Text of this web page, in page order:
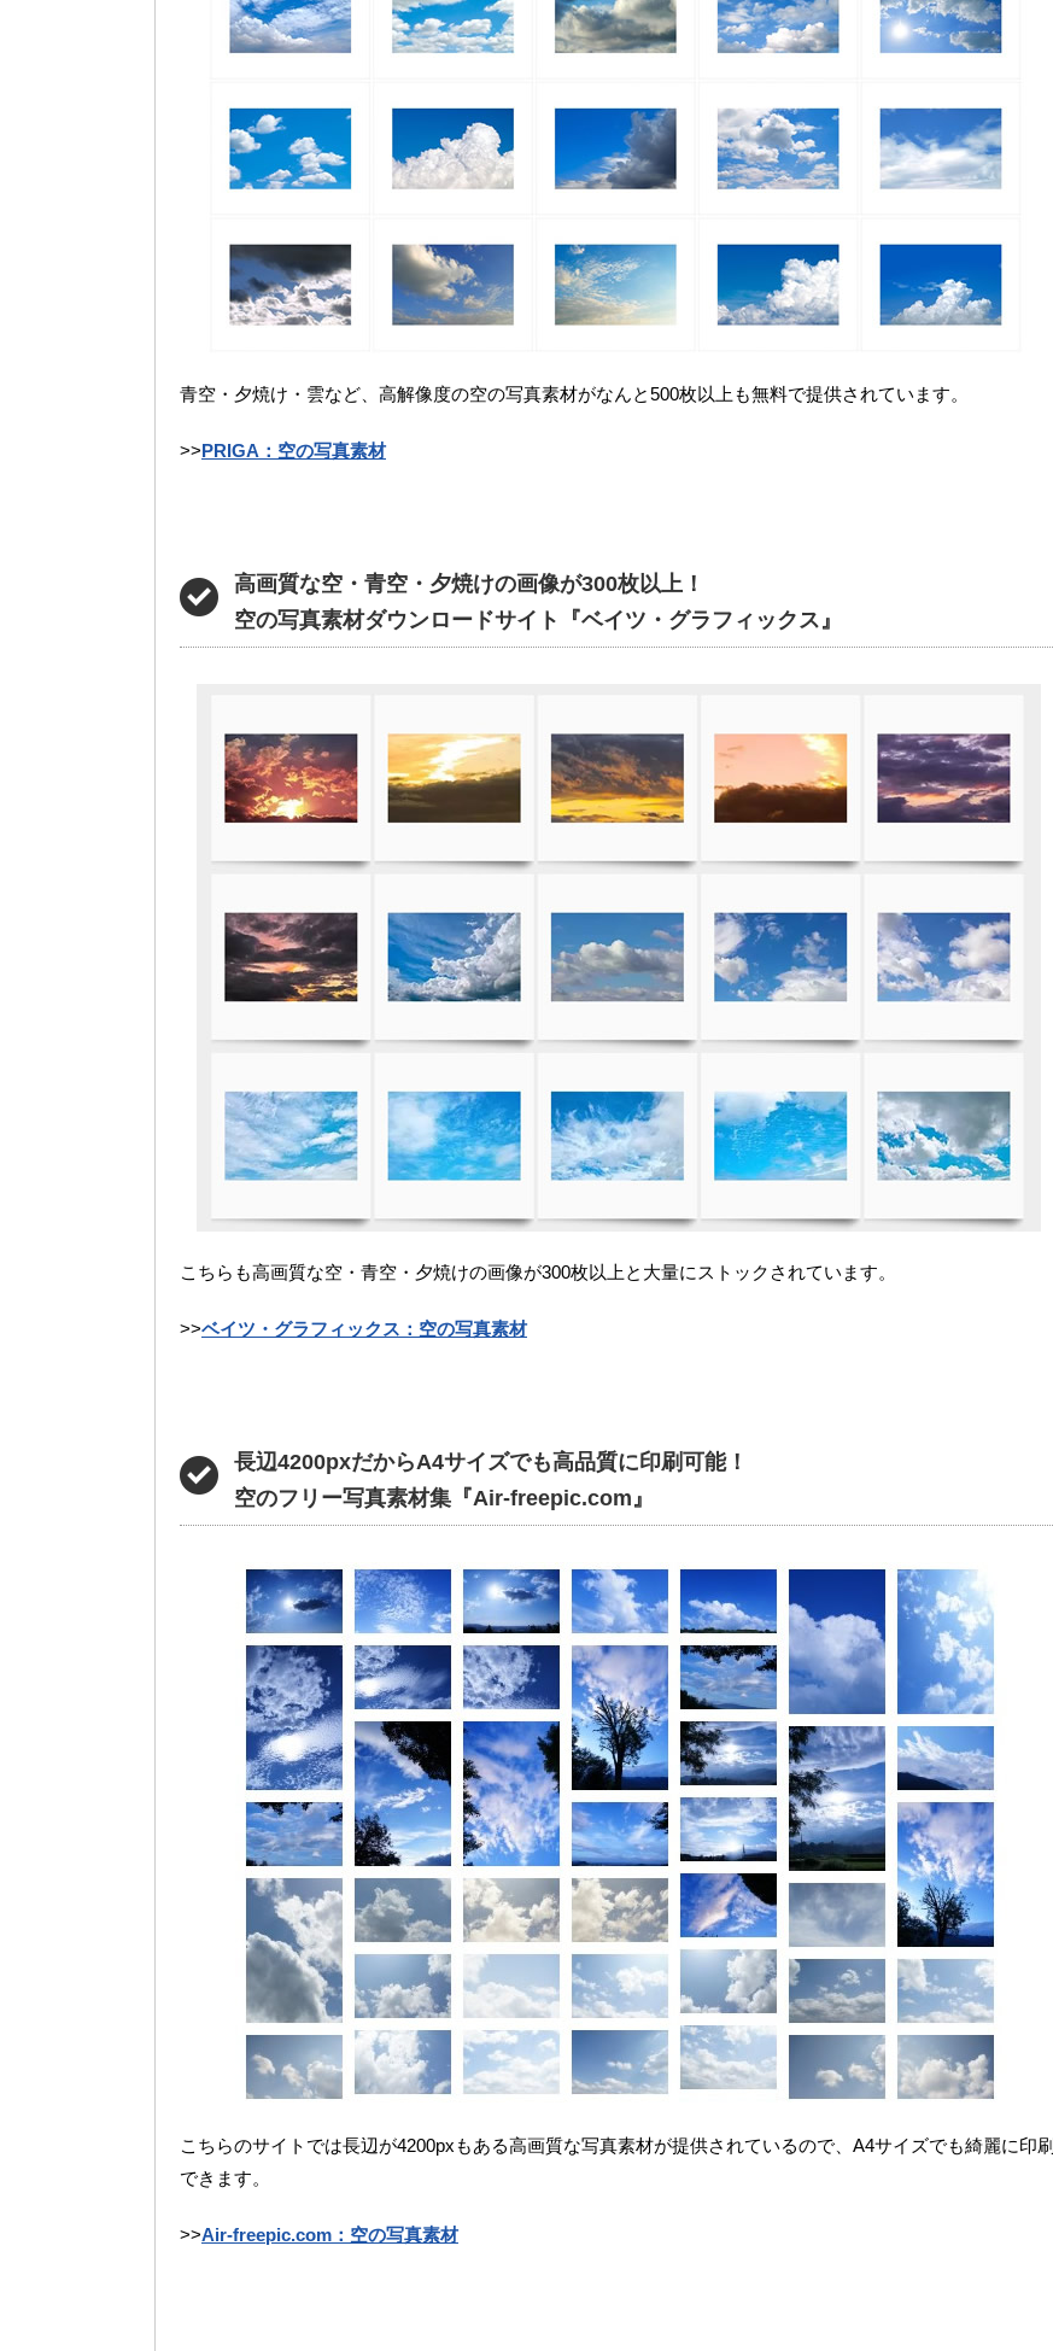
青空・夕焼け・雲など、高解像度の空の写真素材がなんと500枚以上も無料で提供されています。
>>PRIGA：空の写真素材
高画質な空・青空・夕焼けの画像が300枚以上！
空の写真素材ダウンロードサイト『ベイツ・グラフィックス』
こちらも高画質な空・青空・夕焼けの画像が300枚以上と大量にストックされています。
>>ベイツ・グラフィックス：空の写真素材
長辺4200pxだからA4サイズでも高品質に印刷可能！
空のフリー写真素材集『Air-freepic.com』
こちらのサイトでは長辺が4200pxもある高画質な写真素材が提供されているので、A4サイズでも綺麗に印刷
できます。
>>Air-freepic.com：空の写真素材